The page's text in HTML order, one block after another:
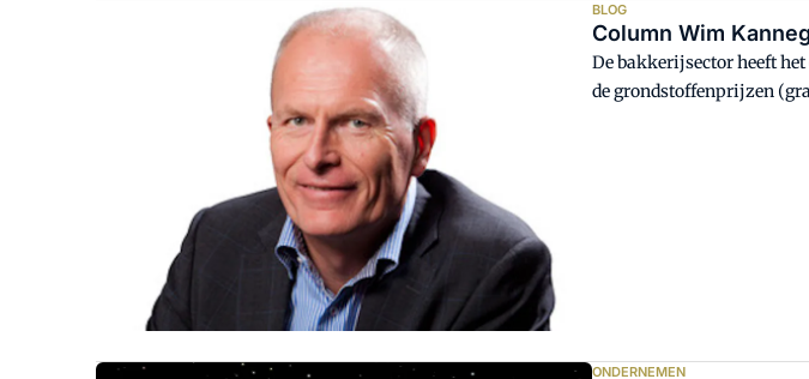
BLOG
Column Wim
De bakkerijsector heeft
de grondstoffenprijzen
ONDERNEMEN